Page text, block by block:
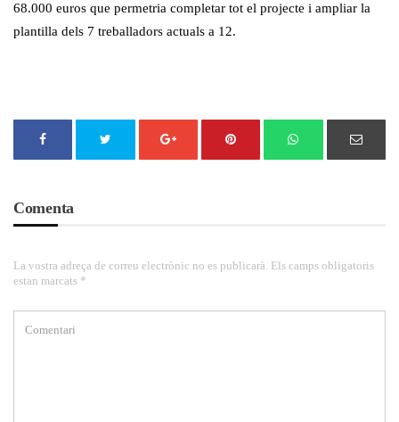
68.000 euros que permetria completar tot el projecte i ampliar la
plantilla dels 7 treballadors actuals a 12.
Comenta
La vostra adreça de correu electrònic no es publicarà. Els camps obligatoris
estan marcats *